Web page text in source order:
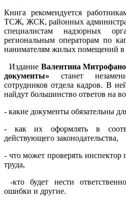
Книга рекомендуется
ТСЖ, ЖСК, районных
специалистам надзорных
региональным операторам по
нанимателям жилых помещений в
Издание Валентина
документы» станет
сотрудников отдела кадров. В
найдут большинство ответов на
- какие документы обязательны
- как их оформлять в
действующего законодательства,
- что может проверять инспектор
труда,
-кто будет нести
ошибки и другие.